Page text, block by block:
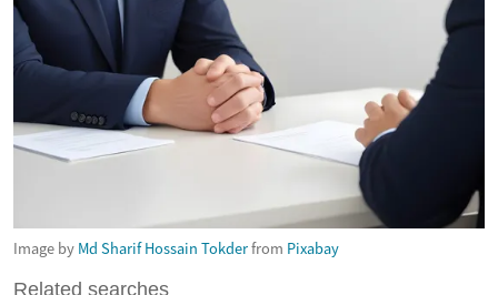
Image by Md Sharif Hossain Tokderfrom Pixabay